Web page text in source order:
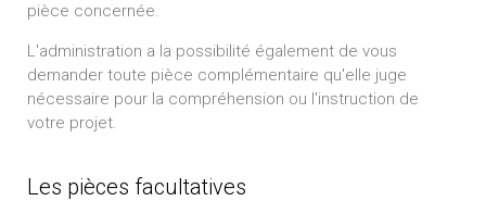
pièce concernée.
L'administration a la possibilité également de vous
demander toute pièce complémentaire qu'elle juge
nécessaire pour la compréhension ou l'instruction de
votre projet.
Les pièces facultatives